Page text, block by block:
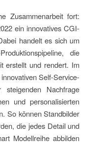
Zusammenarbeit fort:
ein innovatives CGI-
handelt es sich um
die
erstellt und rendert. Im
Self-Service-
steigenden Nachfrage
und personalisierten
So können Standbilder
die jedes Detail und
Modellreihe abbilden